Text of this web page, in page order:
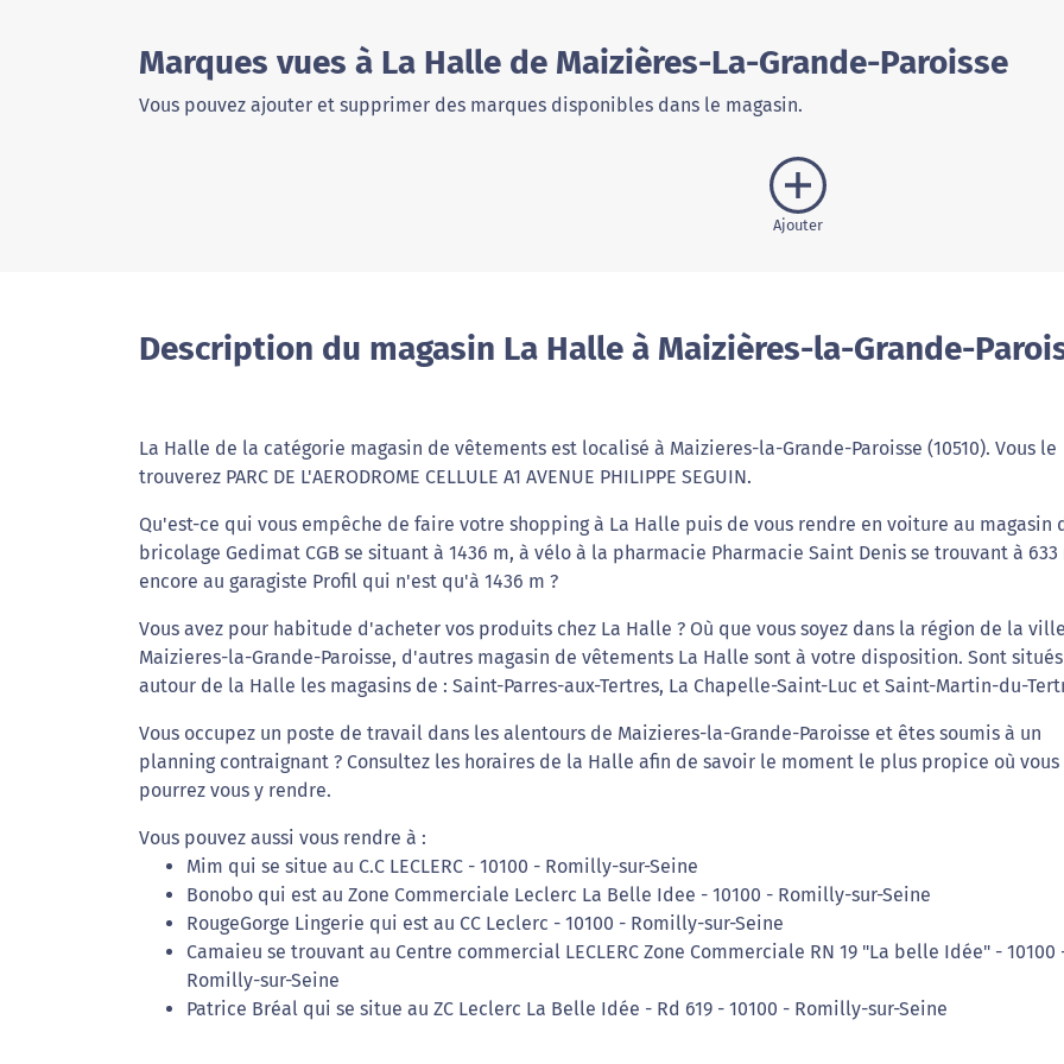
Marques vues à La Halle de Maizières-La-Grande-Paroisse
Vous pouvez ajouter et supprimer des marques disponibles dans le magasin.
Ajouter
Description du magasin La Halle à Maizières-la-Grande-
La Halle de la catégorie magasin de vêtements est localisé à Maizieres-la-Grande-Paroisse (10510). Vous le
trouverez PARC DE L'AERODROME CELLULE A1 AVENUE PHILIPPE SEGUIN.
Qu'est-ce qui vous empêche de faire votre shopping à La Halle puis de vous rendre en voiture au magasin
bricolage Gedimat CGB se situant à 1436 m, à vélo à la pharmacie Pharmacie Saint Denis se trouvant à 633
encore au garagiste Profil qui n'est qu'à 1436 m ?
Vous avez pour habitude d'acheter vos produits chez La Halle ? Où que vous soyez dans la région de la
Maizieres-la-Grande-Paroisse, d'autres magasin de vêtements La Halle sont à votre disposition. Sont situés
autour de la Halle les magasins de : Saint-Parres-aux-Tertres, La Chapelle-Saint-Luc et Saint-Martin-du-
Vous occupez un poste de travail dans les alentours de Maizieres-la-Grande-Paroisse et êtes soumis à un
planning contraignant ? Consultez les horaires de la Halle afin de savoir le moment le plus propice où vous
pourrez vous y rendre.
Vous pouvez aussi vous rendre à :
Mim qui se situe au C.C LECLERC - 10100 - Romilly-sur-Seine
Bonobo qui est au Zone Commerciale Leclerc La Belle Idee - 10100 - Romilly-sur-Seine
RougeGorge Lingerie qui est au CC Leclerc - 10100 - Romilly-sur-Seine
Camaieu se trouvant au Centre commercial LECLERC Zone Commerciale RN 19 "La belle Idée" - 10100
Romilly-sur-Seine
Patrice Bréal qui se situe au ZC Leclerc La Belle Idée - Rd 619 - 10100 - Romilly-sur-Seine